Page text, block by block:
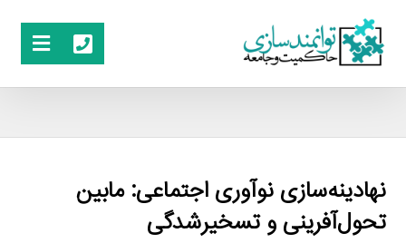
نهادینه‌سازی نوآوری اجتماعی: مابین
تحول‌آفرینی و تسخیرشدگی